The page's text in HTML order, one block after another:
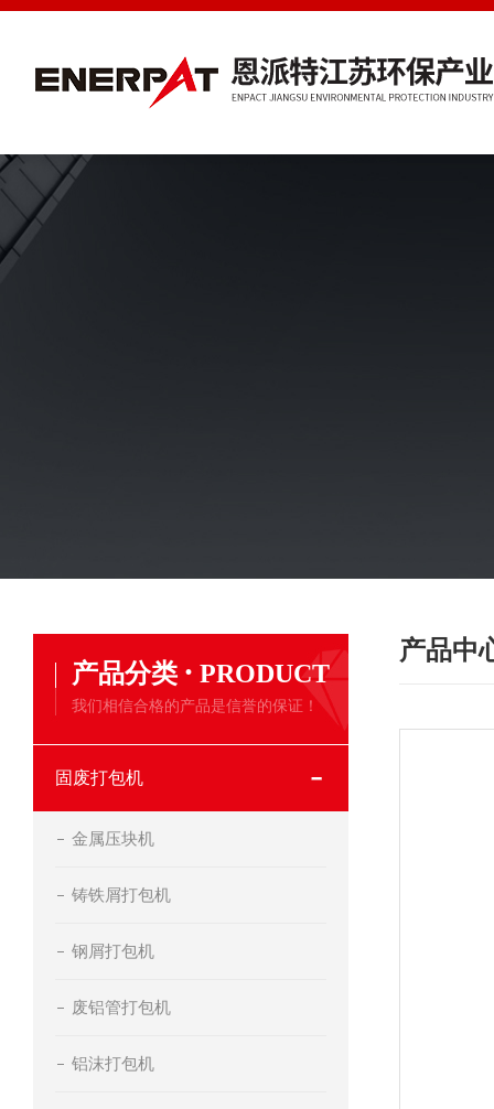
产品分类 · PRODUCT
我们相信合格的产品是信誉的保证！
固废打包机
金属压块机
铸铁屑打包机
钢屑打包机
废铝管打包机
铝沫打包机
产品中